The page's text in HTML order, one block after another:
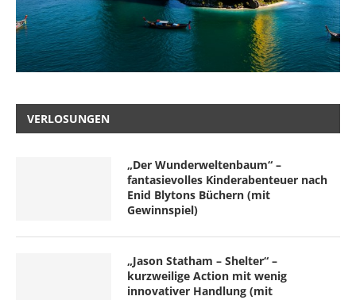
VERLOSUNGEN
„Der Wunderweltenbaum“ –
fantasievolles Kinderabenteuer nach
Enid Blytons Büchern (mit
Gewinnspiel)
„Jason Statham – Shelter“ –
kurzweilige Action mit wenig
innovativer Handlung (mit